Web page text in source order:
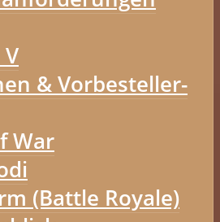
& Vorbesteller-
War
(Battle Royale)